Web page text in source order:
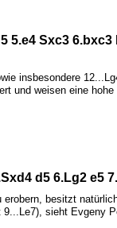
5.e4 Sxc3 6.bxc3
insbesondere 12...L
und weisen eine
Sxd4 d5 6.Lg2 e5 7.
besitzt
9... Le7), sieht Evgeny